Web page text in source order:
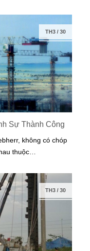
TH3/ 30
Sự Thành Công
không có chóp
thuộc…
TH3/ 30